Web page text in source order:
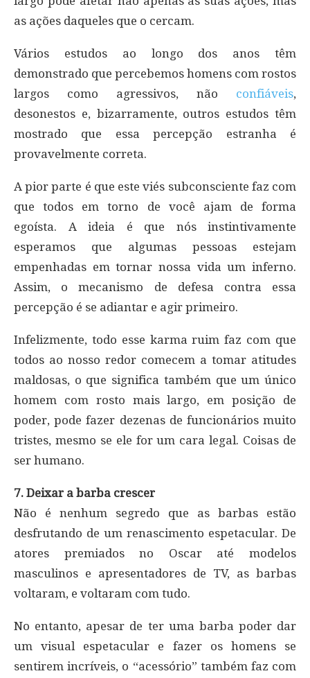
as ações daqueles que o cercam.
Vários estudos ao longo dos anos têm
demonstrado que percebemos homens com rostos
largos como agressivos, não confiáveis,
desonestos e, bizarramente, outros estudos têm
mostrado que essa percepção estranha é
provavelmente correta.
A pior parte é que este viés subconsciente faz com
que todos em torno de você ajam de forma
egoísta. A ideia é que nós instintivamente
esperamos que algumas pessoas estejam
empenhadas em tornar nossa vida um inferno.
Assim, o mecanismo de defesa contra essa
percepção é se adiantar e agir primeiro.
Infelizmente, todo esse karma ruim faz com que
todos ao nosso redor comecem a tomar atitudes
maldosas, o que significa também que um único
homem com rosto mais largo, em posição de
poder, pode fazer dezenas de funcionários muito
tristes, mesmo se ele for um cara legal. Coisas de
ser humano.
7. Deixar a barba crescer
Não é nenhum segredo que as barbas estão
desfrutando de um renascimento espetacular. De
atores premiados no Oscar até modelos
masculinos e apresentadores de TV, as barbas
voltaram, e voltaram com tudo.
No entanto, apesar de ter uma barba poder dar
um visual espetacular e fazer os homens se
sentirem incríveis, o “acessório” também faz com